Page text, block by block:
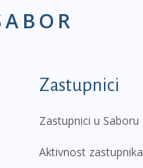
izbornik
Zastupnici
Zastupnici u Saboru
Aktivnost zastupnika